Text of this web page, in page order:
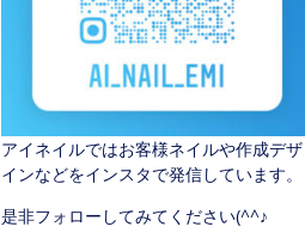
アイネイルではお客様ネイルや作成デザ
インなどをインスタで発信しています。
是非フォローしてみてください(^^♪